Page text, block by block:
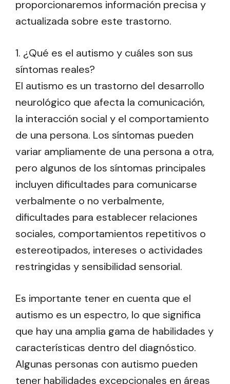
proporcionaremos información precisa y
actualizada sobre este trastorno.
1. ¿Qué es el autismo y cuáles son sus
síntomas reales?
El autismo es un trastorno del desarrollo
neurológico que afecta la comunicación,
la interacción social y el comportamiento
de una persona. Los síntomas pueden
variar ampliamente de una persona a otra,
pero algunos de los síntomas principales
incluyen dificultades para comunicarse
verbalmente o no verbalmente,
dificultades para establecer relaciones
sociales, comportamientos repetitivos o
estereotipados, intereses o actividades
restringidas y sensibilidad sensorial.
Es importante tener en cuenta que el
autismo es un espectro, lo que significa
que hay una amplia gama de habilidades y
características dentro del diagnóstico.
Algunas personas con autismo pueden
tener habilidades excepcionales en áreas